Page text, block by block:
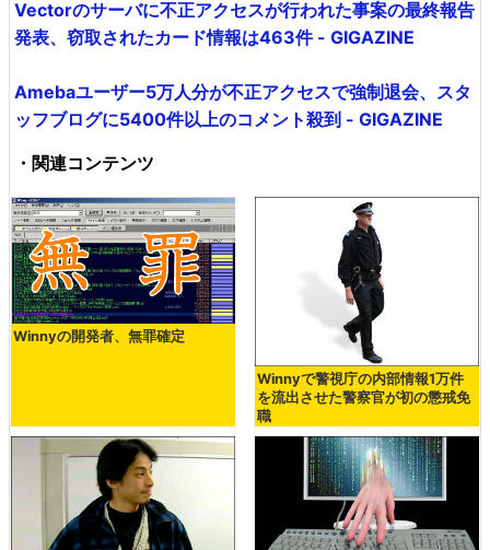
Vectorのサーバに不正アクセスが行われた事案の最終報告
発表、窃取されたカード情報は463件 - GIGAZINE
Amebaユーザー5万人分が不正アクセスで強制退会、スタ
ッフブログに5400件以上のコメント殺到 - GIGAZINE
・関連コンテンツ
Winnyの開発者、無罪確定
Winnyで警視庁の内部情報1万件
を流出させた警察官が初の懲戒免
職